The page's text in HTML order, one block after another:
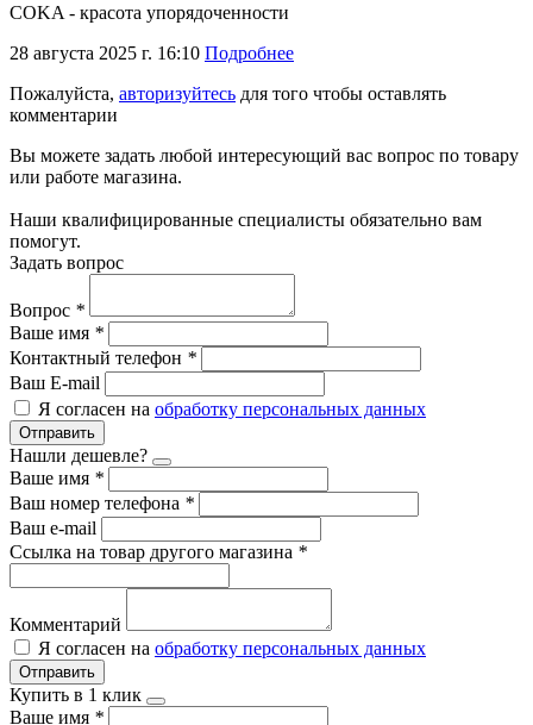
COKA - красота упорядоченности
28 августа 2025 г. 16:10 Подробнее
Пожалуйста, авторизуйтесь для того чтобы оставлять
комментарии
Вы можете задать любой интересующий вас вопрос по товару
или работе магазина.
Наши квалифицированные специалисты обязательно вам
помогут.
Задать вопрос
Вопрос *
Ваше имя *
Контактный телефон *
Ваш E-mail
Я согласен на обработку персональных данных
Отправить
Нашли дешевле?
Ваше имя *
Ваш номер телефона *
Ваш e-mail
Ссылка на товар другого магазина *
Комментарий
Я согласен на обработку персональных данных
Отправить
Купить в 1 клик
Ваше имя *